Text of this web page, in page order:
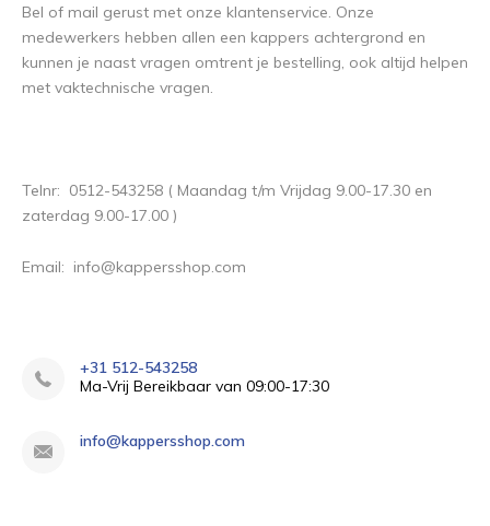
Bel of mail gerust met onze klantenservice. Onze
medewerkers hebben allen een kappers achtergrond en
kunnen je naast vragen omtrent je bestelling, ook altijd helpen
met vaktechnische vragen.
Telnr: 0512-543258 ( Maandag t/m Vrijdag 9.00-17.30 en
zaterdag 9.00-17.00 )
Email: info@kappersshop.com
+31 512-543258
Ma-Vrij Bereikbaar van 09:00-17:30
info@kappersshop.com